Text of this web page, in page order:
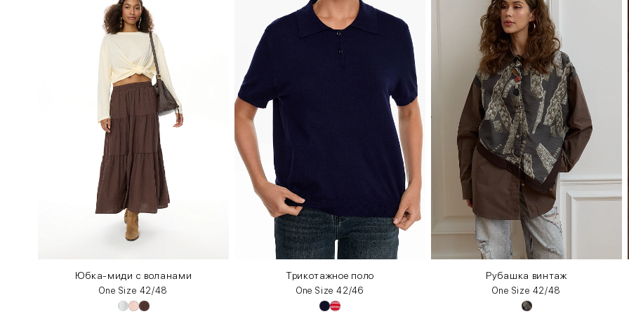
Юбка-миди с воланами
One Size 42/48
Трикотажное поло
One Size 42/46
Рубашка винтаж
One Size 42/48